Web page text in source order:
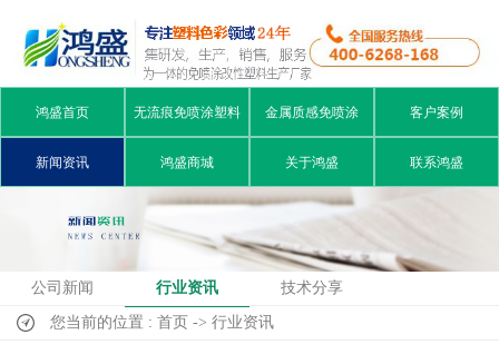
鸿盛首页 无流痕免喷涂塑料 金属质感免喷涂 客户案例
新闻资讯 鸿盛商城 关于鸿盛 联系鸿盛
公司新闻 行业资讯 技术分享
您当前的位置 : 首页 -> 行业资讯